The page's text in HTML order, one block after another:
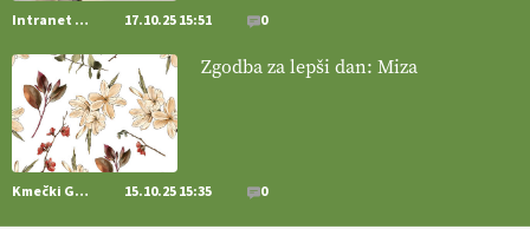
[EKOloško = LOGIČNO ] Mulčer
– naravna pot do zdravih tal
. VEČ
https://t.co/J7RkeaYpYu @EUAgri #IMCAP #CAP
https://t.co/RVG0FzcQN6
Intranet Kmečki Glas 17.10.25 15:51 0
Zgodba za lepši dan: Miza
Kmečki Glas 15.10.25 15:35 0